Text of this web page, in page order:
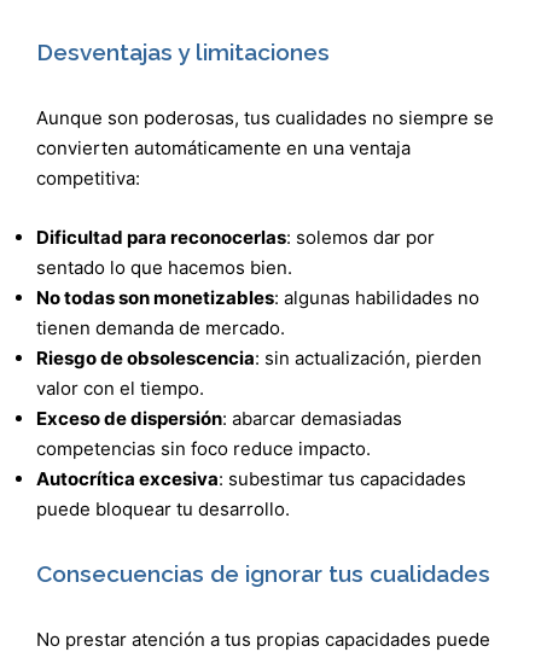
Desventajas y limitaciones
Aunque son poderosas, tus cualidades no siempre se
convierten automáticamente en una ventaja
competitiva:
Dificultad para reconocerlas: solemos dar por
sentado lo que hacemos bien.
No todas son monetizables: algunas habilidades no
tienen demanda de mercado.
Riesgo de obsolescencia: sin actualización, pierden
valor con el tiempo.
Exceso de dispersión: abarcar demasiadas
competencias sin foco reduce impacto.
Autocrítica excesiva: subestimar tus capacidades
puede bloquear tu desarrollo.
Consecuencias de ignorar tus cualidades
No prestar atención a tus propias capacidades puede